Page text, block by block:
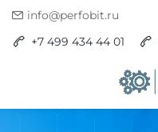
info@perfobit.ru
+7 499 434 44 01